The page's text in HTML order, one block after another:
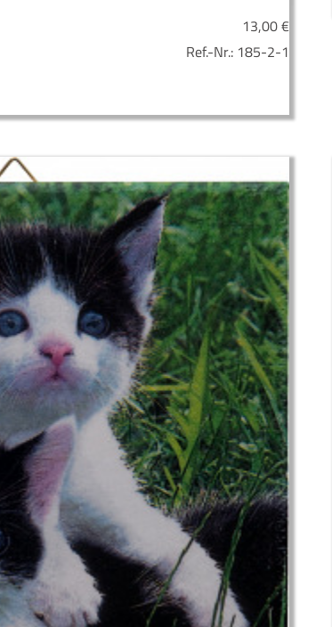
13,00€
Ref.-Nr.: 185-2-1